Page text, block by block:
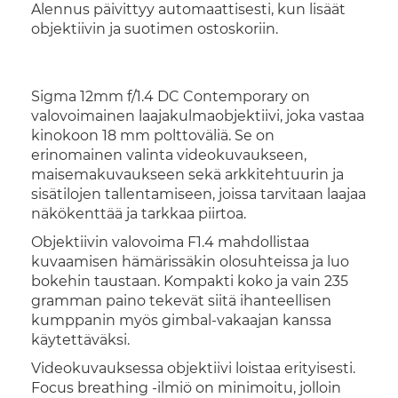
Alennus päivittyy automaattisesti, kun lisäät
objektiivin ja suotimen ostoskoriin.
Sigma 12mm f/1.4 DC Contemporary on
valovoimainen laajakulmaobjektiivi, joka vastaa
kinokoon 18 mm polttoväliä. Se on
erinomainen valinta videokuvaukseen,
maisemakuvaukseen sekä arkkitehtuurin ja
sisätilojen tallentamiseen, joissa tarvitaan laajaa
näkökenttää ja tarkkaa piirtoa.
Objektiivin valovoima F1.4 mahdollistaa
kuvaamisen hämärissäkin olosuhteissa ja luo
bokehin taustaan. Kompakti koko ja vain 235
gramman paino tekevät siitä ihanteellisen
kumppanin myös gimbal-vakaajan kanssa
käytettäväksi.
Videokuvauksessa objektiivi loistaa erityisesti.
Focus breathing -ilmiö on minimoitu, jolloin